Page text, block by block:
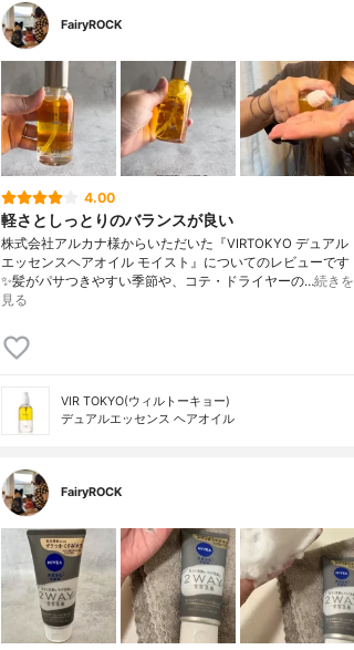
FairyROCK
4.00
軽さとしっとりのバランスが良い
株式会社アルカナ様からいただいた『VIRTOKYO デュアル
エッセンスヘアオイル モイスト』についてのレビューです
✨髪がパサつきやすい季節や、コテ・ドライヤーの…続きを
見る
VIR TOKYO(ウィルトーキョー)
デュアルエッセンス ヘアオイル
FairyROCK